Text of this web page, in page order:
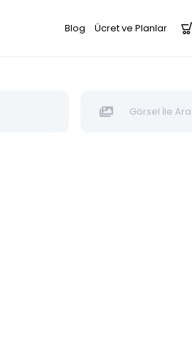
Blog Ücret ve Planlar
Görsel İle Ara